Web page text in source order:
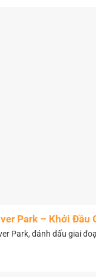
Park – Khởi Đầu
Mới
Park, đánh dấu giai